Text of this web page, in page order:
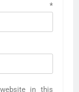
*
in this